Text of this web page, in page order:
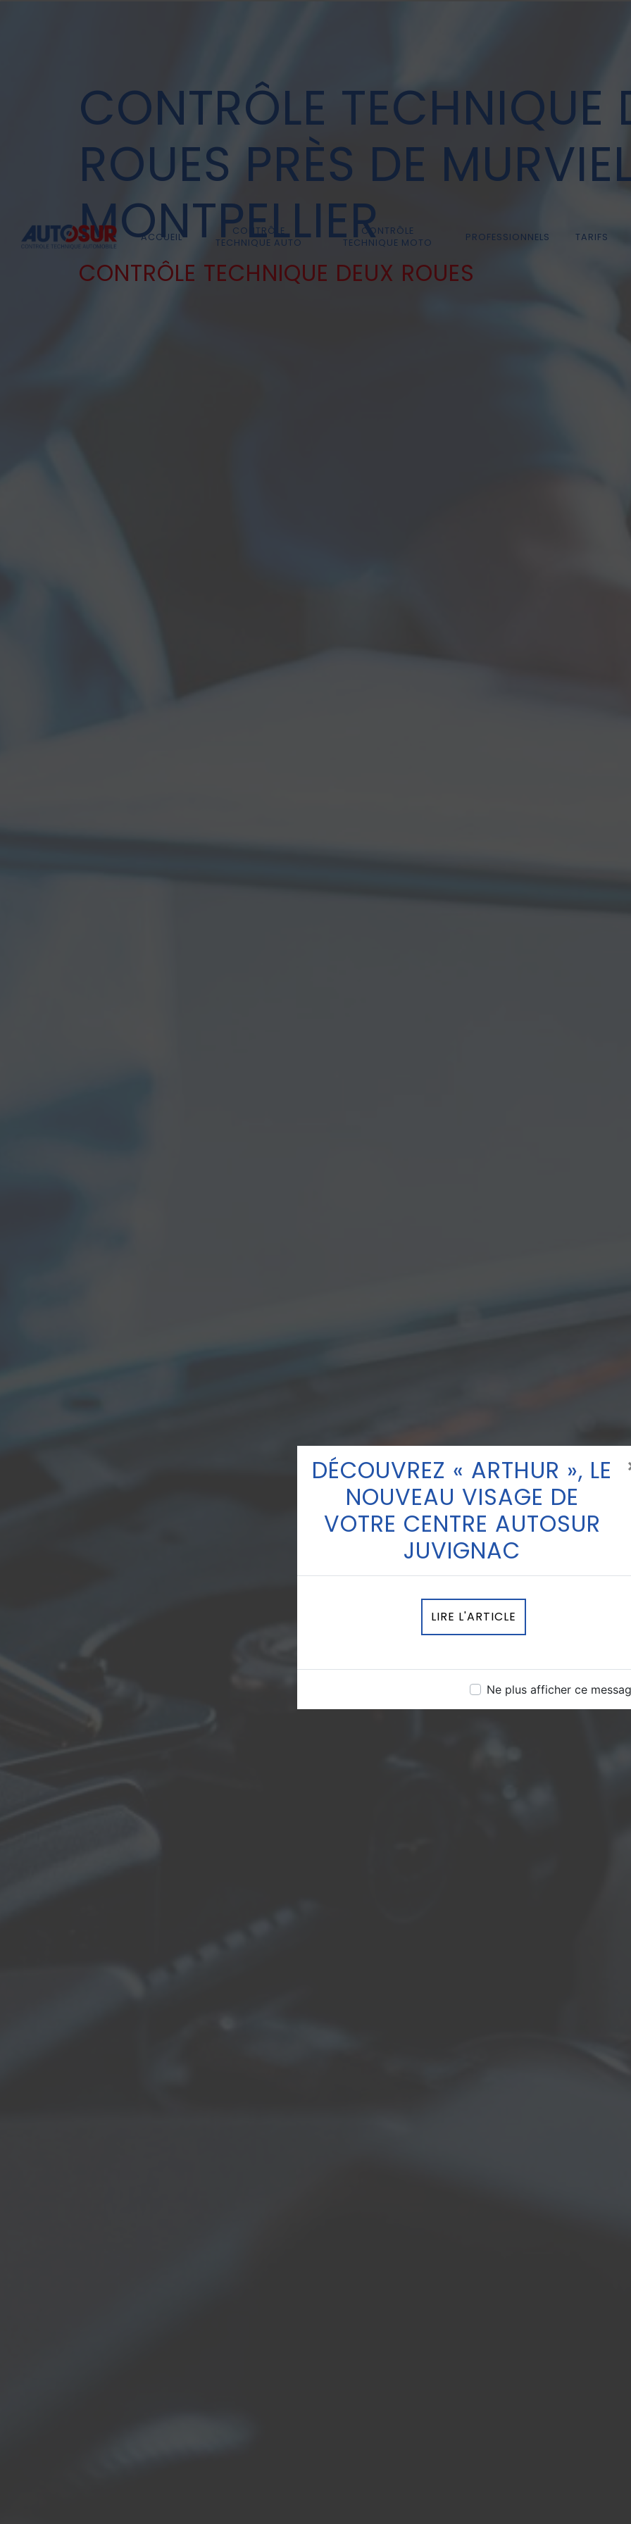
DÉCOUVREZ « ARTHUR », LE
NOUVEAU VISAGE DE
VOTRE CENTRE AUTOSUR
JUVIGNAC
LIRE L'ARTICLE
Ne plus afficher ce
ACCUEIL
CONTRÔLE
TECHNIQUE AUTO
CONTRÔLE
TECHNIQUE MOTO
PROFESSIONNELS TARIFS
CONTRÔLE TECHNIQUE
ROUES PRÈS DE
MONTPELLIER
CONTRÔLE TECHNIQUE DEUX ROUES